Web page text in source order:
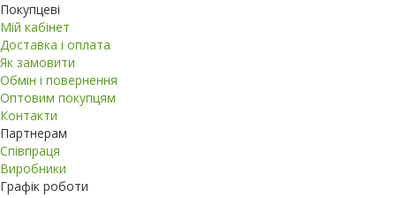
Покупцеві
Мій кабінет
Доставка і оплата
Як замовити
Обмін і повернення
Оптовим покупцям
Контакти
Партнерам
Співпраця
Виробники
Графік роботи